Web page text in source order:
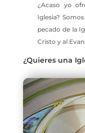
¿Acaso yo
Iglesia?
pecado de la
Cristo y al
¿Quieres una